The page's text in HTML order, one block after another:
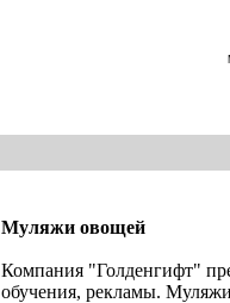
Муляжи овощей
Компания "Голденгифт"
обучения, рекламы.